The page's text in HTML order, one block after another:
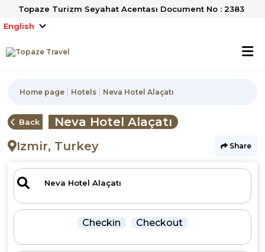
Topaze Turizm Seyahat Acentası Document No : 2383
English
Home page Hotels Neva Hotel Alaçatı
Back
Neva Hotel Alaçatı
Izmir, Turkey
Share
Checkin Checkout